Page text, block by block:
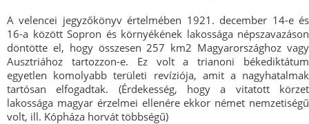
A velencei jegyzőkönyv értelmében 1921. december 14-e és
16-a között Sopron és környékének lakossága népszavazáson
döntötte el, hogy összesen 257 km2 Magyarországhoz vagy
Ausztriához tartozzon-e. Ez volt a trianoni békediktátum
egyetlen komolyabb területi revíziója, amit a nagyhatalmak
tartósan elfogadtak. (Érdekesség, hogy a vitatott körzet
lakossága magyar érzelmei ellenére ekkor német nemzetiségű
volt, ill. Kópháza horvát többségű)